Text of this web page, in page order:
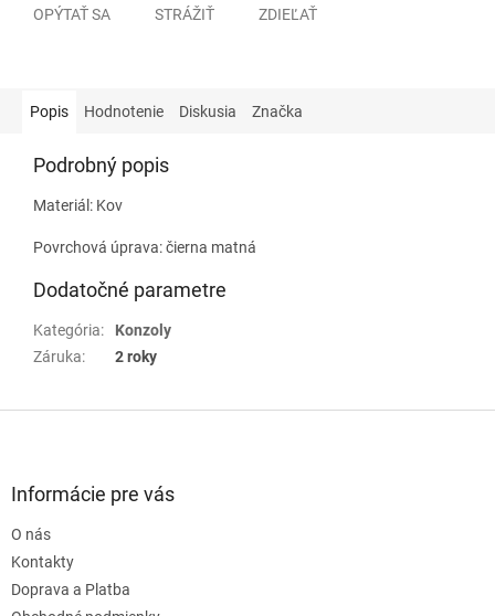
OPÝTAŤ SA STRÁŽIŤ ZDIEĽAŤ
Popis Hodnotenie Diskusia Značka
Podrobný popis
Materiál: Kov
Povrchová úprava: čierna matná
Dodatočné parametre
Kategória:
Konzoly
Záruka: 2 roky
Informácie pre vás
O nás
Kontakty
Doprava a Platba